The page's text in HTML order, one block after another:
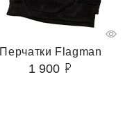
Перчатки Flagman
1 900